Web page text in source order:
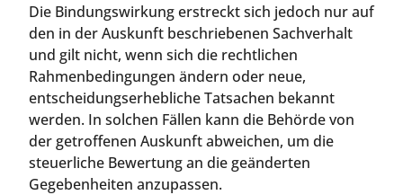
Die Bindungswirkung erstreckt sich jedoch nur auf
den in der Auskunft beschriebenen Sachverhalt
und gilt nicht, wenn sich die rechtlichen
Rahmenbedingungen ändern oder neue,
entscheidungserhebliche Tatsachen bekannt
werden. In solchen Fällen kann die Behörde von
der getroffenen Auskunft abweichen, um die
steuerliche Bewertung an die geänderten
Gegebenheiten anzupassen.